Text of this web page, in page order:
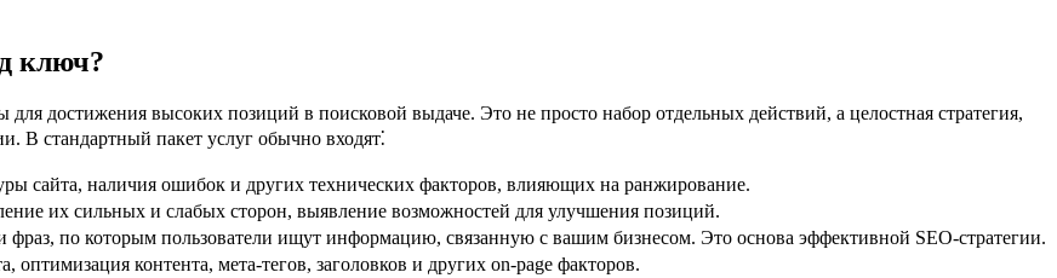
ключ?
достижения высоких позиций в поисковой выдаче. Это не просто набор отдельных действий, а целостная стратегия,
В стандартный пакет услуг обычно входят⁚
сайта, наличия ошибок и других технических факторов, влияющих на ранжирование.
их сильных и слабых сторон, выявление возможностей для улучшения позиций.
по которым пользователи ищут информацию, связанную с вашим бизнесом. Это основа эффективной SEO-стратегии.
оптимизация контента, мета-тегов, заголовков и других on-page факторов.